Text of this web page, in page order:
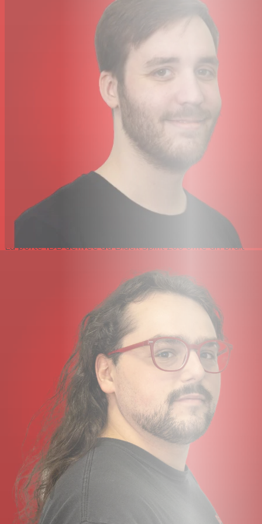
Spirit Tone Generator offre une tonalité semblable à
celle d'un tube à n'importe quel volume sans aucune
numérisation de votre signal
Le canal 1 libère des cleans aux voix contemporaines,
ainsi que des textures blues torrides.
Channel 2 produit de tout, du hard rock crunch au métal
Commandes de mise en forme du son par canal : gain,
tonalité, présence, résonance, affaissement et volume
Le contrôle d'affaissement affine la saturation et la
compression de l'ampli de puissance indépendamment
Le Boost commutable au pied ajoute des cheveux
supplémentaires à votre signal lorsque la situation l'exige
La fonction Solo commutable au pied vous offre un
boost de 0 à +6 dB par rapport au réglage de votre
bouton Master
La boucle d'effets série commutable au pied facilite
La porte IDB dérivée du Black Spirit 200 offre un bruit
L'émulateur d'enceinte Red Box AE+ permet d'obtenir
des sons de cabine avec microphone sans micro ni
Sortie casque et entrée auxiliaire réglables séparément
Tout est accessible via les boutons et commutateurs
intégrés - aucune plongée dans le menu n'est requise